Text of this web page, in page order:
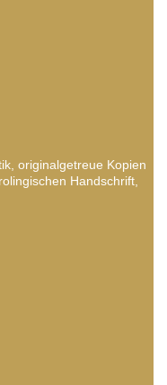
originalgetreue Kopien
Handschrift,